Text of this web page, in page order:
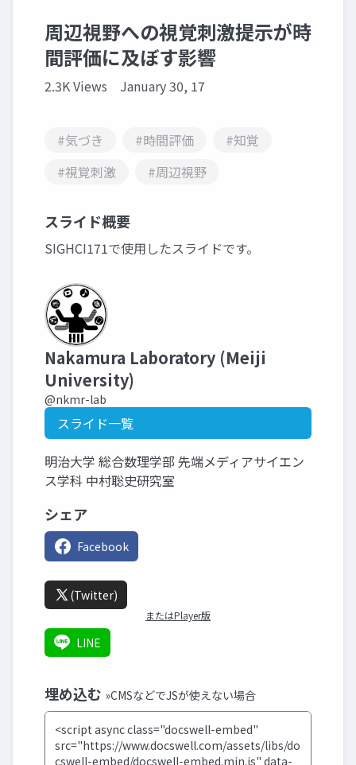
周辺視野への視覚刺激提示が時
間評価に及ぼす影響
2.3K Views January 30, 17
#気づき #時間評価
#知覚
#視覚刺激
#周辺視野
スライド概要
SIGHCI171で使用したスライドです。
Nakamura Laboratory (Meiji
University)
@nkmr-lab
スライド一覧
明治大学 総合数理学部 先端メディアサイエン
ス学科 中村聡史研究室
シェア
Facebook
(Twitter)
またはPlayer版
LINE
埋め込む »CMSなどでJSが使えない場合